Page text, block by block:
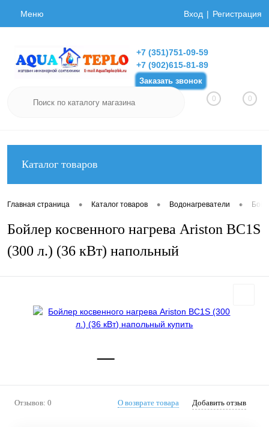
Меню Вход Регистрация
+7 (351)751-09-59
+7 (902)615-81-89
Заказать звонок
0 0
Каталог товаров
Главная страница • Каталог товаров • Водонагреватели •
Бойлер косвенного нагрева Ariston BC1S
(300 л.) (36 кВт) напольный
Отзывов: 0 О возврате товара Добавить отзыв